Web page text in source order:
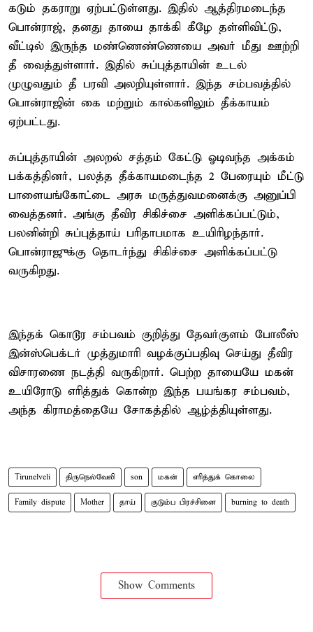
கடும் தகராறு ஏற்பட்டுள்ளது. இதில் ஆத்திரமடைந்த
பொன்ராஜ், தனது தாயை தாக்கி கீழே தள்ளிவிட்டு,
வீட்டில் இருந்த மண்ணெண்ணெயை அவர் மீது ஊற்றி
தீ வைத்துள்ளார். இதில் சுப்புத்தாயின் உடல்
முழுவதும் தீ பரவி அலறியுள்ளார். இந்த சம்பவத்தில்
பொன்ராஜின் கை மற்றும் கால்களிலும் தீக்காயம்
ஏற்பட்டது.
சுப்புத்தாயின் அலறல் சத்தம் கேட்டு ஓடிவந்த அக்கம்
பக்கத்தினர், பலத்த தீக்காயமடைந்த 2 பேரையும் மீட்டு
பாளையங்கோட்டை அரசு மருத்துவமனைக்கு அனுப்பி
வைத்தனர். அங்கு தீவிர சிகிச்சை அளிக்கப்பட்டும்,
பலனின்றி சுப்புத்தாய் பரிதாபமாக உயிரிழந்தார்.
பொன்ராஜுக்கு தொடர்ந்து சிகிச்சை அளிக்கப்பட்டு
வருகிறது.
இந்தக் கொடூர சம்பவம் குறித்து தேவர்குளம் போலீஸ்
இன்ஸ்பெக்டர் முத்துமாரி வழக்குப்பதிவு செய்து தீவிர
விசாரணை நடத்தி வருகிறார். பெற்ற தாயையே மகன்
உயிரோடு எரித்துக் கொன்ற இந்த பயங்கர சம்பவம்,
அந்த கிராமத்தையே சோகத்தில் ஆழ்த்தியுள்ளது.
Tirunelveli திருநெல்வேலி son மகன் எரித்துக் கொலை
Family dispute Mother தாய் குடும்ப பிரச்சினை burning to death
Show Comments